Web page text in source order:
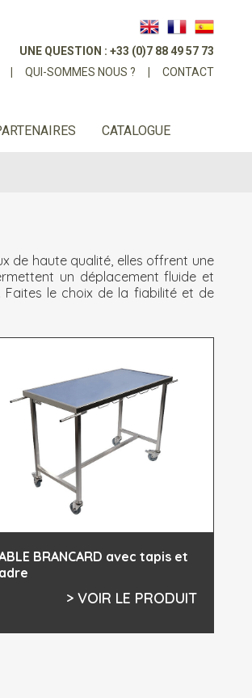
UNE QUESTION : +33 (0)7 88 49 57 73
QUI-SOMMES NOUS ? CONTACT
CATALOGUE
de haute qualité, elles offrent une
un déplacement fluide et
le choix de la fiabilité et de
BRANCARD avec tapis et
> VOIR LE PRODUIT